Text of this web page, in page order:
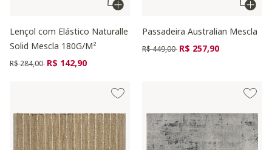
Lençol com Elástico Naturalle
Solid Mescla 180G/M²
Preço reduzido de
R$ 284,00 para
R$ 142,90
Passadeira Australian Mescla
Preço reduzido de
R$ 449,00 para
R$ 257,90